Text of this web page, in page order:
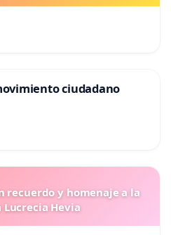
ciudadano
recuerdo y homenaje a la
Hevia